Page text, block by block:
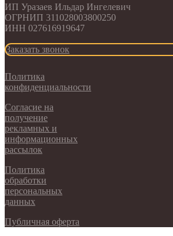
ИП Уразаев Ильдар Ингелевич
ОГРНИП 311028003800250
ИНН 027616919647
Заказать звонок
Политика
конфиденциальности
Согласие на
получение
рекламных и
информационных
рассылок
Политика
обработки
персональных
данных
Публичная оферта